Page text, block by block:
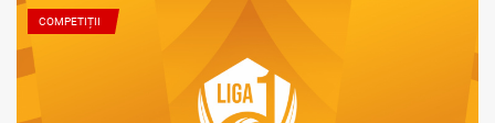
COMPETIȚII